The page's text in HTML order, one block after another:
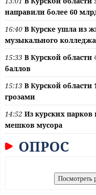
направили более 60
16:40 В Курске ушла из
музыкального
15:33 В Курской области
баллов
15:13 В Курской
грозами
14:52 Из курских парков
мешков мусора
ОПРОС